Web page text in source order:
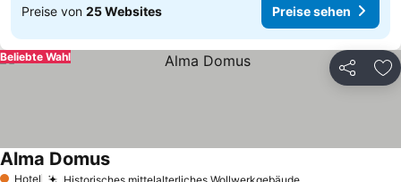
Preise von 25 Websites Preise sehen
Teilen
Beliebte Wahl
Hotel Historisches mittelalterliches Wollwerkgebäude
Alma DomusPreise sehen